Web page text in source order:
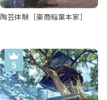
陶芸体験［豪商稲葉本家］